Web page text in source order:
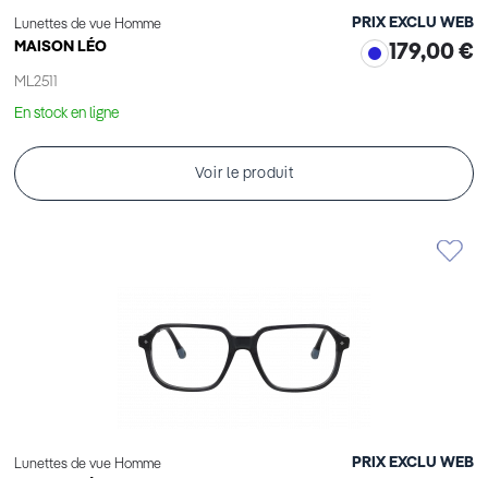
Lunettes de vue Homme
MAISON LÉO
ML2511
PRIX EXCLU WEB
179,00 €
En stock en ligne
Voir le produit
Lunettes de vue Homme PRIX EXCLU WEB